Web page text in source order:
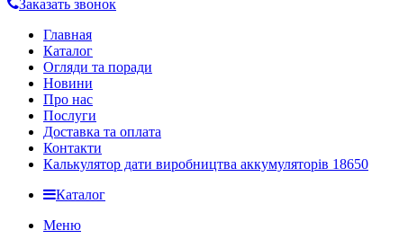
Заказать звонок
Главная
Каталог
Огляди та поради
Новини
Про нас
Послуги
Доставка та оплата
Контакти
Калькулятор дати виробництва аккумуляторів 18650
Каталог
Меню